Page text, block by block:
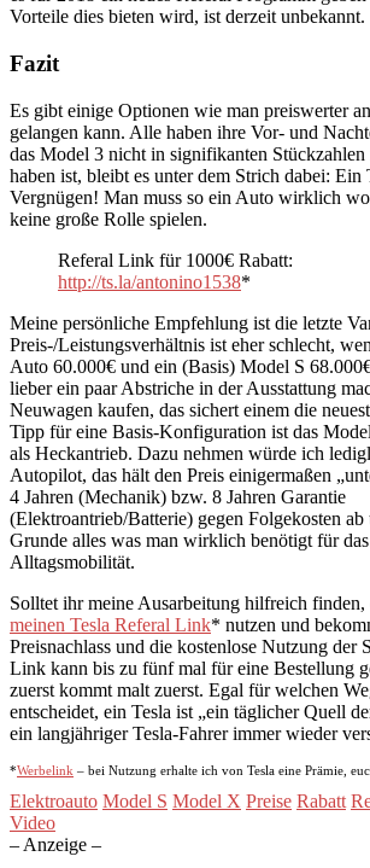
Vorteile dies bieten wird, ist derzeit unbekannt.
Fazit
Es gibt einige Optionen wie man preiswerter
gelangen kann. Alle haben ihre Vor- und
das Model 3 nicht in signifikanten
haben ist, bleibt es unter dem Strich dabei: Ein
Vergnügen! Man muss so ein Auto wirklich
keine große Rolle spielen.
Referal Link für 1000€ Rabatt:
http://ts.la/antonino1538*
Meine persönliche Empfehlung ist die letzte
Preis-/Leistungsverhältnis ist eher schlecht,
Auto 60.000€ und ein (Basis) Model S
lieber ein paar Abstriche in der Ausstattung
Neuwagen kaufen, das sichert einem die
Tipp für eine Basis-Konfiguration ist das
als Heckantrieb. Dazu nehmen würde ich
Autopilot, das hält den Preis einigermaßen
4 Jahren (Mechanik) bzw. 8 Jahren Garantie
(Elektroantrieb/Batterie) gegen Folgekosten
Grunde alles was man wirklich benötigt für
Alltagsmobilität.
Solltet ihr meine Ausarbeitung hilfreich
meinen Tesla Referal Link* nutzen und
Preisnachlass und die kostenlose Nutzung der
Link kann bis zu fünf mal für eine Bestellung
zuerst kommt malt zuerst. Egal für welchen
entscheidet, ein Tesla ist „ein täglicher Quell
ein langjähriger Tesla-Fahrer immer wieder
*Werbelink – bei Nutzung erhalte ich von Tesla eine Prämie,
Elektroauto Model S Model X Preise Rabatt
Video
– Anzeige –